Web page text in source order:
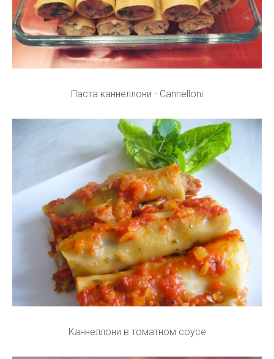
Паста каннеллони - Cannelloni
Каннеллони в томатном соусе